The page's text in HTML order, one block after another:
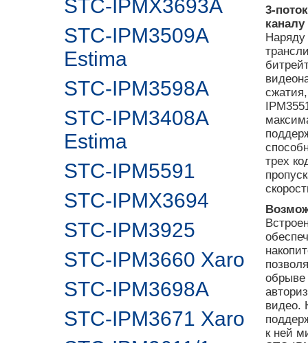
STC-IPMX3693A
STC-IPM3509A
Estima
STC-IPM3598A
STC-IPM3408A
Estima
STC-IPM5591
STC-IPMX3694
STC-IPM3925
STC-IPM3660 Xaro
STC-IPM3698A
STC-IPM3671 Xaro
3-
каналу
Наряду
трех
обрыве
видео.
к ней